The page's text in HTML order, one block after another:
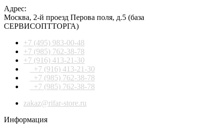
Адрес:
Москва, 2-й проезд Перова поля, д.5 (база
СЕРВИСОПТТОРГА)
+7 (495) 983-00-48
+7 (985) 762-38-78
+7 (916) 413-21-30
+7 (916) 413-21-30
+7 (985) 762-38-78
+7 (985) 762-38-78
zakaz@rifar-store.ru
Информация